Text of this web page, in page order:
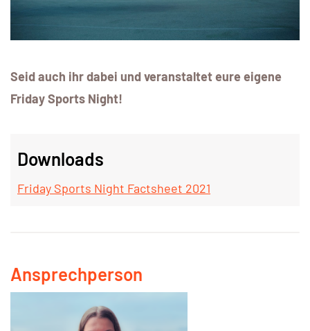
Seid auch ihr dabei und veranstaltet eure eigene
Friday Sports Night!
Downloads
Friday Sports Night Factsheet 2021
Ansprechperson